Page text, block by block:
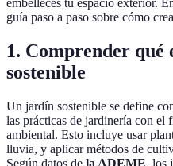
embelleces tu espacio exterior.
guía paso a paso sobre cómo
1. Comprender qué
sostenible
Un jardín sostenible se define
las prácticas de jardinería con
ambiental. Esto incluye usar
lluvia, y aplicar métodos de